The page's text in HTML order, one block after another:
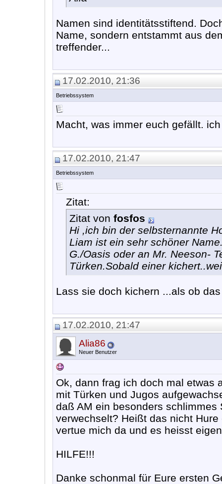
Namen sind identitätsstiftend.
Name, sondern entstammt aus
treffender...
17.02.2010, 21:36
Betriebssystem
Macht, was immer euch gefällt.
17.02.2010, 21:47
Betriebssystem
Zitat:
Zitat von fosfos
Hi ,ich bin der selbsternannte
Liam ist ein sehr schöner
G./Oasis oder an Mr. Neeson-
Türken.Sobald einer
Lass sie doch kichern ...als ob
17.02.2010, 21:47
Alia86
Neuer Benutzer
Ok, dann frag ich doch mal etwas
mit Türken und Jugos
daß AM ein besonders
verwechselt? Heißt das nicht
vertue mich da und es heisst
HILFE!!!
Danke schonmal für Eure ersten